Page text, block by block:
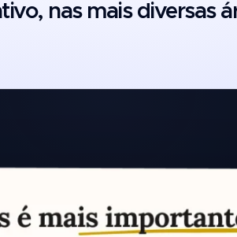
nas mais diversas